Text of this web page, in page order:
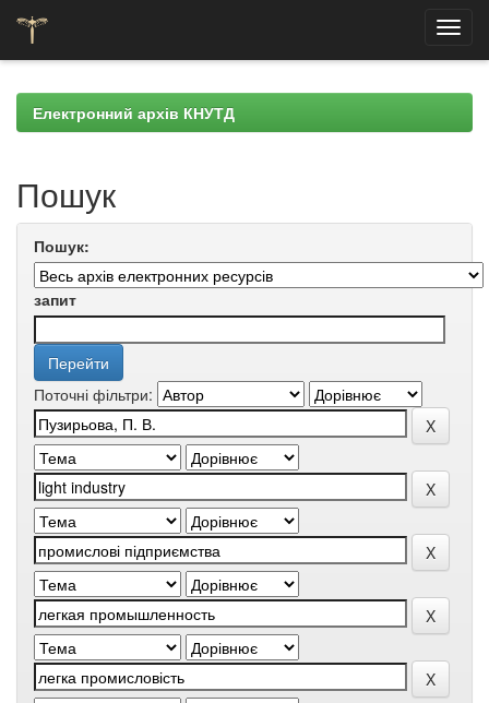
navigationЕлектронний архів КНУТД
Пошук
Пошук:
запит
Поточні фільтри: